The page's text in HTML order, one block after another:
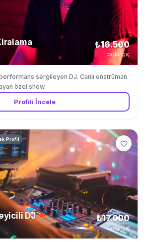
₺16.500
başlangıç
sergileyen DJ. Canlı enstrüman
özel show.
Profili İncele
Profil
DJ ₺17.000
başlangıç